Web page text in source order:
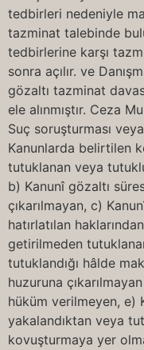
tedbirleri nedeniyle
tazminat talebinde
tedbirlerine karşı
sonra açılır. ve
gözaltı tazminat
ele alınmıştır. Ceza
Suç soruşturması
Kanunlarda belirtilen
tutuklanan veya
b) Kanunî gözaltı
çıkarılmayan, c)
hatırlatılan
getirilmeden
tutuklandığı hâlde
huzuruna
hüküm verilmeyen, e)
yakalandıktan veya
kovuşturmaya yer